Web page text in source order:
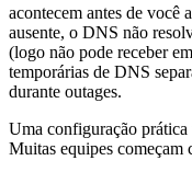
acontecem antes de você
ausente, o DNS não
(logo não pode receber
temporárias de DNS
durante outages.
Uma configuração prática
Muitas equipes começam